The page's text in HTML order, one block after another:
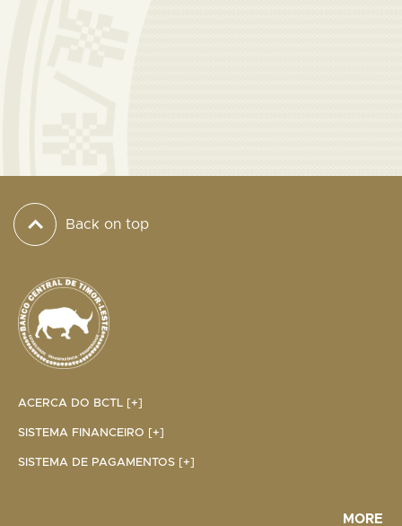
Back on top
ACERCA DO BCTL [+]
SISTEMA FINANCEIRO [+]
SISTEMA DE PAGAMENTOS [+]
MORE